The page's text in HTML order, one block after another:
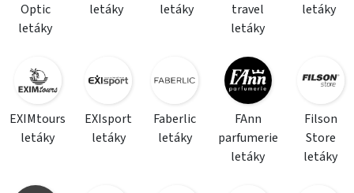
Optic
letáky
letáky
letáky
travel
letáky
letáky
EXIMtours
letáky
EXIsport
letáky
Faberlic
letáky
FAnn
parfumerie
letáky
Filson
Store
letáky